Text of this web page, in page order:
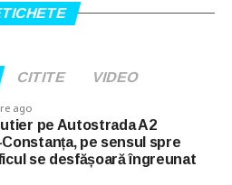
CITITE VIDEO
ago
pe Autostrada A2
pe sensul spre
se desfășoară îngreunat